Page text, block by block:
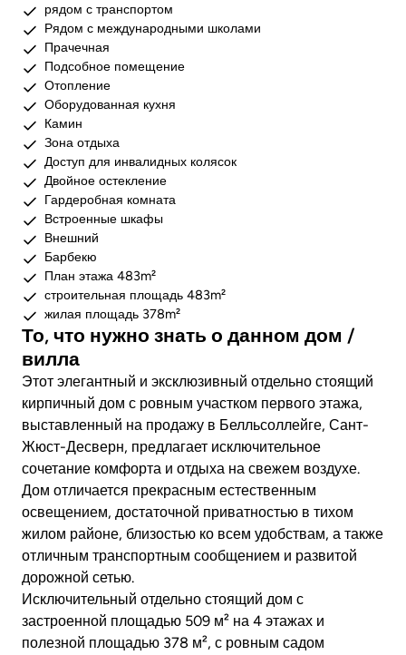
рядом с транспортом
Рядом с международными школами
Прачечная
Подсобное помещение
Отопление
Оборудованная кухня
Камин
Зона отдыха
Доступ для инвалидных колясок
Двойное остекление
Гардеробная комната
Встроенные шкафы
Внешний
Барбекю
План этажа 483m²
строительная площадь 483m²
жилая площадь 378m²
То, что нужно знать о данном дом /
вилла
Этот элегантный и эксклюзивный отдельно стоящий
кирпичный дом с ровным участком первого этажа,
выставленный на продажу в Белльсоллейге, Сант-
Жюст-Десверн, предлагает исключительное
сочетание комфорта и отдыха на свежем воздухе.
Дом отличается прекрасным естественным
освещением, достаточной приватностью в тихом
жилом районе, близостью ко всем удобствам, а также
отличным транспортным сообщением и развитой
дорожной сетью.
Исключительный отдельно стоящий дом с
застроенной площадью 509 м² на 4 этажах и
полезной площадью 378 м², с ровным садом